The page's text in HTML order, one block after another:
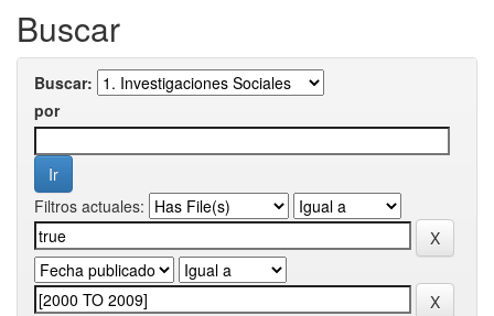
Buscar
Buscar:
por
Filtros actuales: